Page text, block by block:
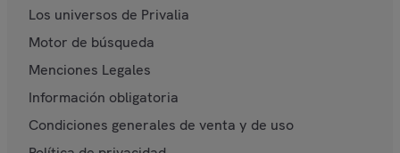
Los universos de Privalia
Motor de búsqueda
Menciones Legales
Información obligatoria
Condiciones generales de venta y de uso